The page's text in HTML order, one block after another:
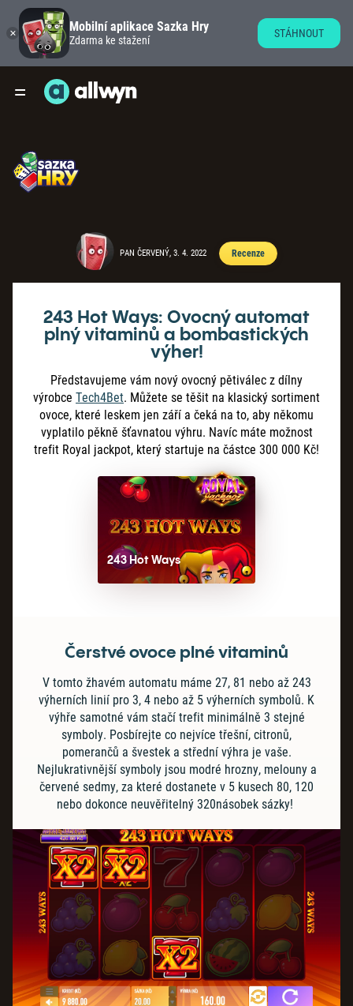
PAN ČERVENÝ, 3. 4. 2022 Recenze
243 Hot Ways: Ovocný automat
plný vitaminů a bombastických
výher!
Představujeme vám nový ovocný pětiválec z dílny
výrobce Tech4Bet. Můžete se těšit na klasický sortiment
ovoce, které leskem jen září a čeká na to, aby někomu
vyplatilo pěkně šťavnatou výhru. Navíc máte možnost
trefit Royal jackpot, který startuje na částce 300 000 Kč!
243 Hot Ways
Čerstvé ovoce plné vitaminů
V tomto žhavém automatu máme 27, 81 nebo až 243
výherních linií pro 3, 4 nebo až 5 výherních symbolů. K
výhře samotné vám stačí trefit minimálně 3 stejné
symboly. Posbírejte co nejvíce třešní, citronů,
pomerančů a švestek a střední výhra je vaše.
Nejlukrativnější symboly jsou modré hrozny, melouny a
červené sedmy, za které dostanete v 5 kusech 80, 120
nebo dokonce neuvěřitelný 320násobek sázky!
Mobilní aplikace Sazka Hry
Zdarma ke stažení
STÁHNOUT